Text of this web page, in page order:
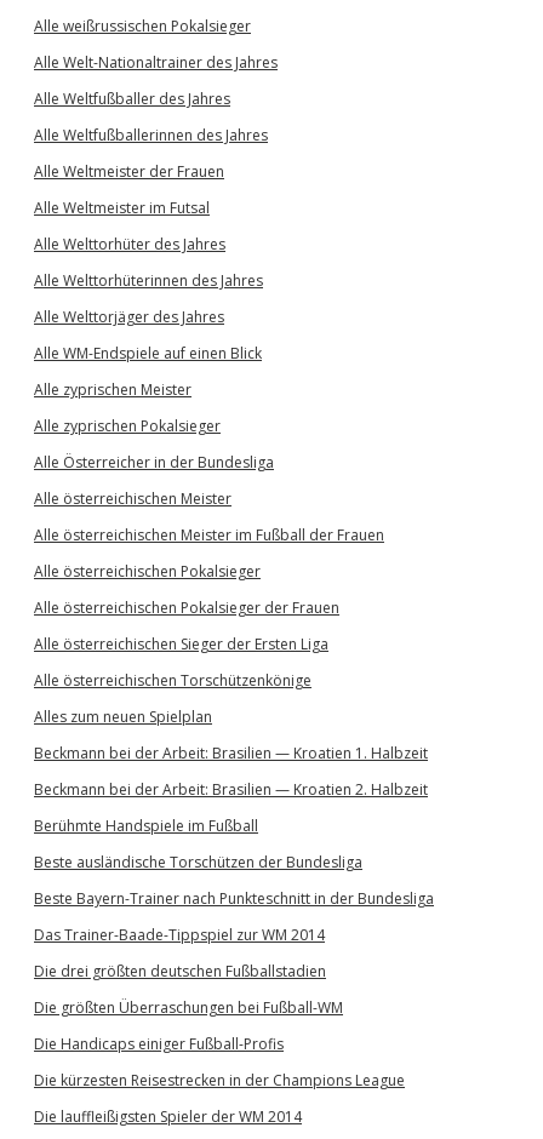
Alle weißrussischen Pokalsieger
Alle Welt-Nationaltrainer des Jahres
Alle Weltfußballer des Jahres
Alle Weltfußballerinnen des Jahres
Alle Weltmeister der Frauen
Alle Weltmeister im Futsal
Alle Welttorhüter des Jahres
Alle Welttorhüterinnen des Jahres
Alle Welttorjäger des Jahres
Alle WM-Endspiele auf einen Blick
Alle zyprischen Meister
Alle zyprischen Pokalsieger
Alle Österreicher in der Bundesliga
Alle österreichischen Meister
Alle österreichischen Meister im Fußball der Frauen
Alle österreichischen Pokalsieger
Alle österreichischen Pokalsieger der Frauen
Alle österreichischen Sieger der Ersten Liga
Alle österreichischen Torschützenkönige
Alles zum neuen Spielplan
Beckmann bei der Arbeit: Brasilien — Kroatien 1. Halbzeit
Beckmann bei der Arbeit: Brasilien — Kroatien 2. Halbzeit
Berühmte Handspiele im Fußball
Beste ausländische Torschützen der Bundesliga
Beste Bayern-Trainer nach Punkteschnitt in der Bundesliga
Das Trainer-Baade-Tippspiel zur WM 2014
Die drei größten deutschen Fußballstadien
Die größten Überraschungen bei Fußball-WM
Die Handicaps einiger Fußball-Profis
Die kürzesten Reisestrecken in der Champions League
Die lauffleißigsten Spieler der WM 2014